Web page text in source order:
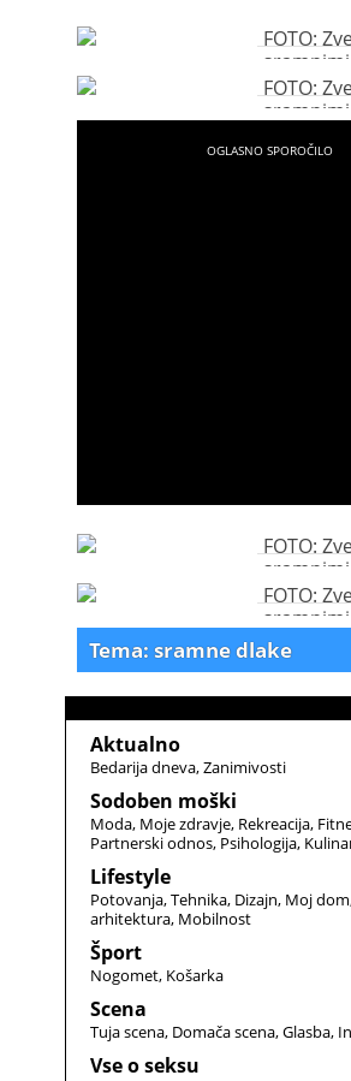
FOTO:
FOTO:
FOTO:
FOTO:
Tema: sramne dlake
Aktualno
Bedarija dneva Zanimivosti
Sodoben moški
Moda Moje zdravje Rekreacija
Partnerski odnos Psihologija
Lifestyle
Potovanja Tehnika Dizajn Moj dom
arhitektura Mobilnost
Šport
Nogomet Košarka
Scena
Tuja scena Domača scena Glasba
Vse o seksu